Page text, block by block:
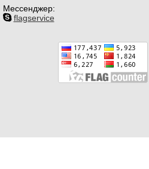
Мессенджер:
flagservice